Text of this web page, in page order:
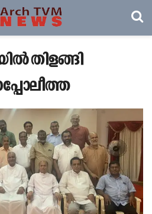
തിളങ്ങി